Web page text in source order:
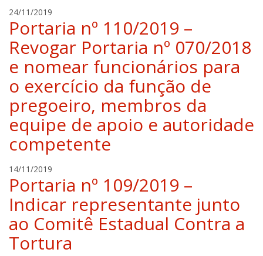
r
24/11/2019
a
f
a
e
l
a
h
i
l
g
e
Portaria nº 110/2019 –
Revogar Portaria nº 070/2018
e nomear funcionários para
o exercício da função de
pregoeiro, membros da
equipe de apoio e autoridade
competente
14/11/2019
a
f
a
e
l
a
Portaria nº 109/2019 –
Indicar representante junto
ao Comitê Estadual Contra a
Tortura